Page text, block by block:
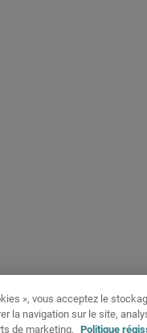
», vous acceptez le
la navigation sur le site,
de marketing.
Politique